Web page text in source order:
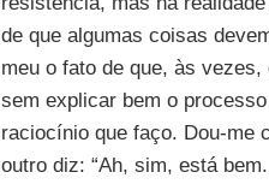
de que algumas coisas
meu o fato de que, às
sem explicar bem o
raciocínio que faço. Dou-me
outro diz: “Ah, sim, está